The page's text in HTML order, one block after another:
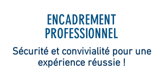
ENCADREMENT
PROFESSIONNEL
Sécurité et convivialité pour une
expérience réussie !